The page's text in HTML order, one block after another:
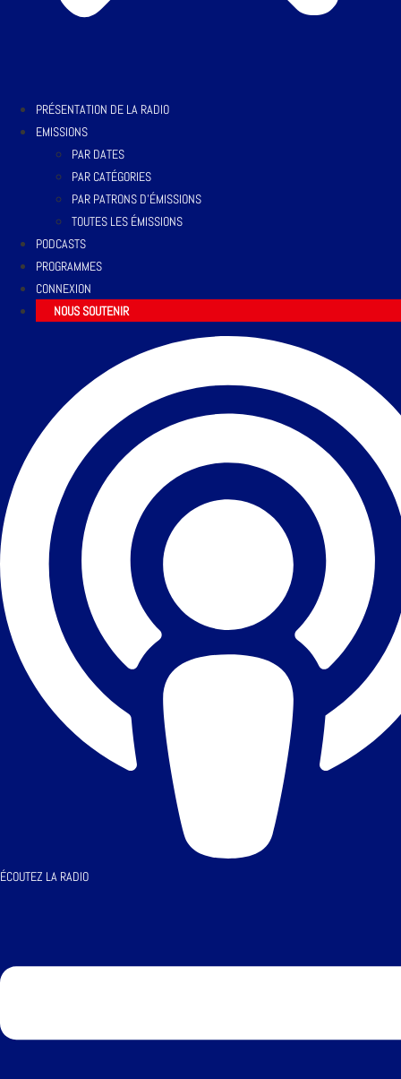
PRÉSENTATION DE LA RADIO
EMISSIONS
PAR DATES
PAR CATÉGORIES
PAR PATRONS D’ÉMISSIONS
TOUTES LES ÉMISSIONS
PODCASTS
PROGRAMMES
CONNEXION
NOUS SOUTENIR
ÉCOUTEZ LA RADIO